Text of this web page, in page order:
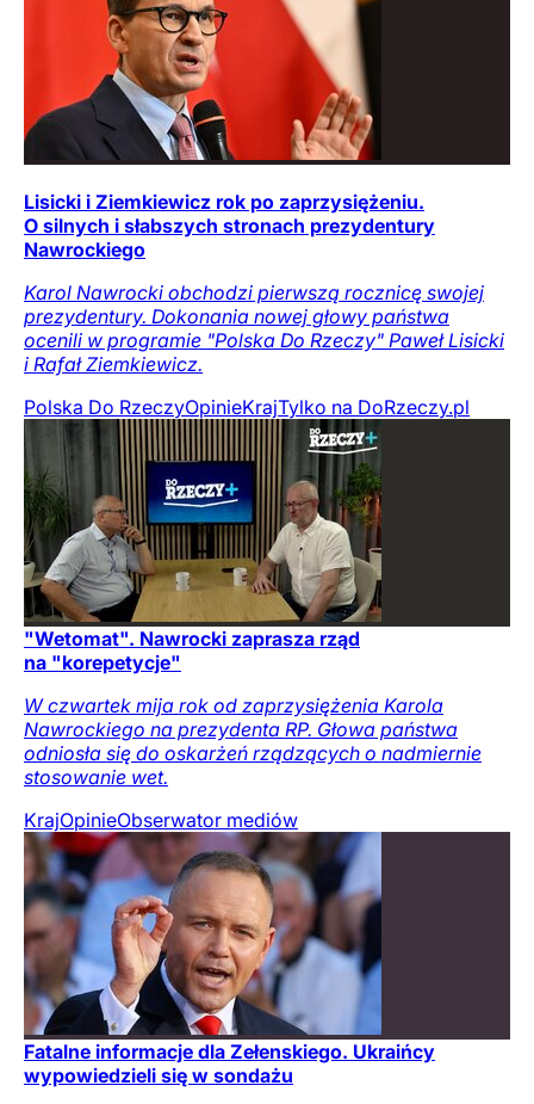
Lisicki i Ziemkiewicz rok po zaprzysiężeniu.
O silnych i słabszych stronach prezydentury
Nawrockiego
Karol Nawrocki obchodzi pierwszą rocznicę swojej
prezydentury. Dokonania nowej głowy państwa
ocenili w programie "Polska Do Rzeczy" Paweł Lisicki
i Rafał Ziemkiewicz.
Polska Do RzeczyOpinieKrajTylko na DoRzeczy.pl
"Wetomat". Nawrocki zaprasza rząd
na "korepetycje"
W czwartek mija rok od zaprzysiężenia Karola
Nawrockiego na prezydenta RP. Głowa państwa
odniosła się do oskarżeń rządzących o nadmiernie
stosowanie wet.
KrajOpinieObserwator mediów
Fatalne informacje dla Zełenskiego. Ukraińcy
wypowiedzieli się w sondażu